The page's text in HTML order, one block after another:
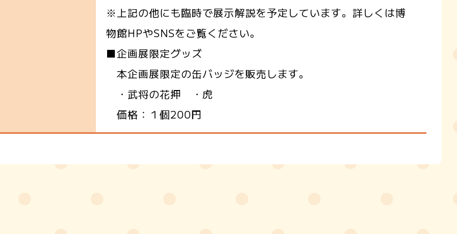
※上記の他にも臨時で展示解説を予定しています。詳しくは博
物館HPやSNSをご覧ください。
■企画展限定グッズ
本企画展限定の缶バッジを販売します。
・武将の花押 ・虎
価格：１個200円